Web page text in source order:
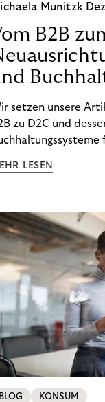
Munitzk
B2B
setzen unsere
zu D2C und
D2C-Bereich.
LESEN
BLOG KONSUM